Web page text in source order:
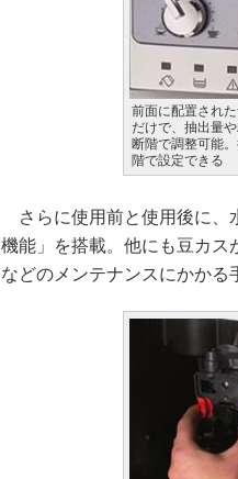
前面に配置され
だけで、抽出量
断階で調整可能
階で設定できる
さらに使用前と使用後に、
機能」を搭載。他にも豆カス
などのメンテナンスにかかる